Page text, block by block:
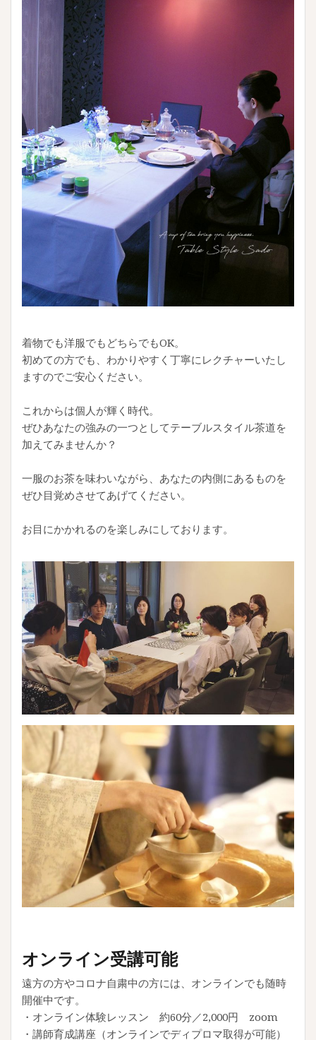
着物でも洋服でもどちらでもOK。
初めての方でも、わかりやすく丁寧にレクチャーいたし
ますのでご安心ください。
これからは個人が輝く時代。
ぜひあなたの強みの一つとしてテーブルスタイル茶道を
加えてみませんか？
一服のお茶を味わいながら、あなたの内側にあるものを
ぜひ目覚めさせてあげてください。
お目にかかれるのを楽しみにしております。
オンライン受講可能
遠方の方やコロナ自粛中の方には、オンラインでも随時
開催中です。
・オンライン体験レッスン 約60分／2,000円 zoom
・講師育成講座（オンラインでディプロマ取得が可能）